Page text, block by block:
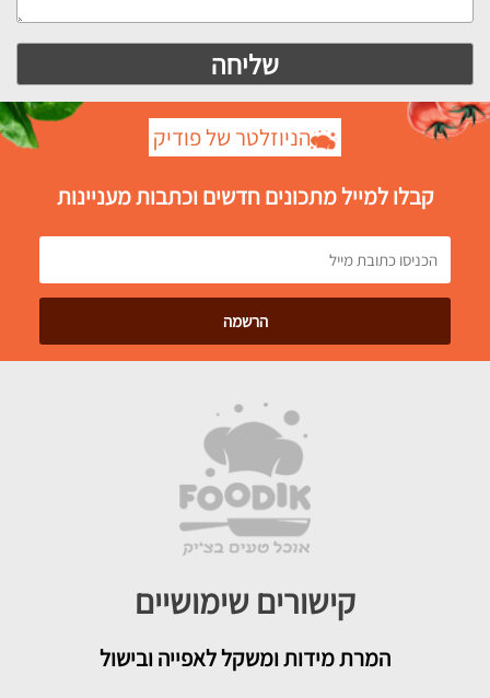
הניוזלטר של פודיק
קבלו למייל מתכונים חדשים וכתבות מעניינות
קישורים שימושיים
המרת מידות ומשקל לאפייה ובישול